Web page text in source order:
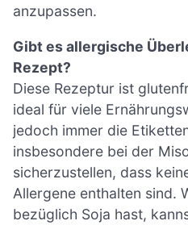
anzupassen.
Gibt es allergische
Rezept?
Diese Rezeptur ist
ideal für viele
jedoch immer die
insbesondere bei der
sicherzustellen, dass
Allergene enthalten sind.
bezüglich Soja hast,